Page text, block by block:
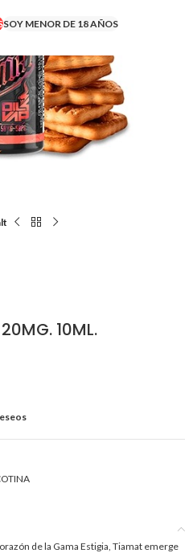
SOY MENOR DE 18 AÑOS
10ML.
de la Gama Estigia, Tiamat emerge